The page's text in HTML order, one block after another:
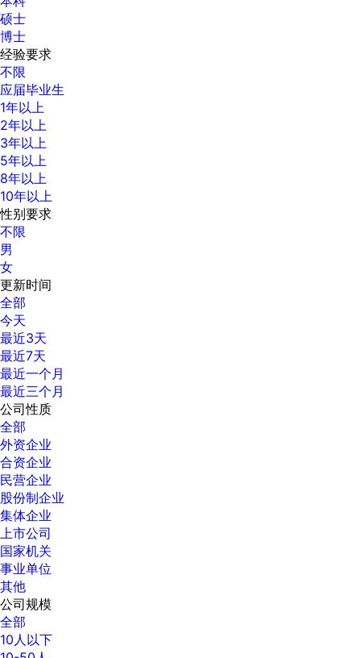
硕士
博士
经验要求
不限
应届毕业生
1年以上
2年以上
3年以上
5年以上
8年以上
10年以上
性别要求
不限
男
女
更新时间
全部
今天
最近3天
最近7天
最近一个月
最近三个月
公司性质
全部
外资企业
合资企业
民营企业
股份制企业
集体企业
上市公司
国家机关
事业单位
其他
公司规模
全部
10人以下